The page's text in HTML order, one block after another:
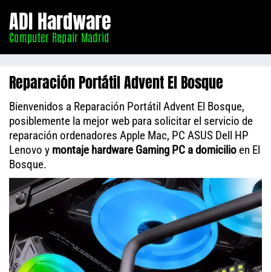
Madrid
ADI Hardware
Computer Repair Madrid
Reparación Portátil Advent El Bosque
Bienvenidos a Reparación Portátil Advent El Bosque,
posiblemente la mejor web para solicitar el servicio de
reparación ordenadores Apple Mac, PC ASUS Dell HP
Lenovo y montaje hardware Gaming PC a domicilio en El
Bosque.